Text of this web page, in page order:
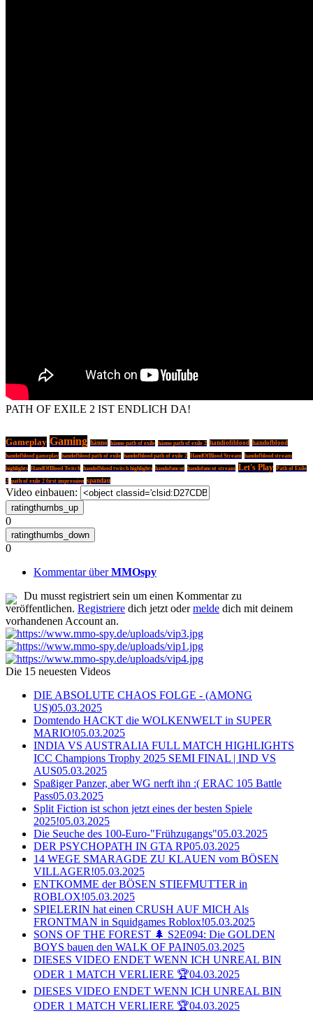
PATH OF EXILE 2 IST ENDLICH DA!
Gameplay Gaming hänno hänno path of exile hänno path of exile 2 handiofiblood handofblood
handofblood gameplay handofblood path of exile handofblood path of exile 2 HandOfBlood Stream handofblood stream
highlights HandOfBlood Twitch handofblood twitch highlights handofuncut handofuncut stream Let's Play Path of Exile
2 path of exile 2 first impression spandau
Video einbauen:
0
0
Kommentar überMMOspy
Du musst registriert sein um einen Kommentar zu
veröffentlichen. Registriere dich jetzt odermelde dich mit deinem
vorhandenen Account an.
Die 15 neuesten Videos
DIE ABSOLUTE CHAOS FOLGE - (AMONG
US)05.03.2025
Domtendo HACKT die WOLKENWELT in SUPER
MARIO!05.03.2025
INDIA VS AUSTRALIA FULL MATCH HIGHLIGHTS
ICC Champions Trophy 2025 SEMI FINAL | IND VS
AUS05.03.2025
Spaßiger Panzer, aber WG nerft ihn :( ERAC 105 Battle
Pass05.03.2025
Split Fiction ist schon jetzt eines der besten Spiele
2025!05.03.2025
Die Seuche des 100-Euro-"Frühzugangs"05.03.2025
DER PSYCHOPATH IN GTA RP05.03.2025
14 WEGE SMARAGDE ZU KLAUEN vom BÖSEN
VILLAGER!05.03.2025
ENTKOMME der BÖSEN STIEFMUTTER in
ROBLOX!05.03.2025
SPIELERIN hat einen CRUSH AUF MICH Als
FRONTMAN in Squidgames Roblox!05.03.2025
SONS OF THE FOREST 🌲 S2E094: Die GOLDEN
BOYS bauen den WALK OF PAIN05.03.2025
DIESES VIDEO ENDET WENN ICH UNREAL BIN
ODER 1 MATCH VERLIERE 🏆04.03.2025
DIESES VIDEO ENDET WENN ICH UNREAL BIN
ODER 1 MATCH VERLIERE 🏆04.03.2025